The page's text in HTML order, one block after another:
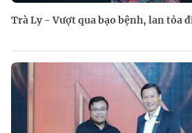
Trà Ly - Vượt qua bạo bệnh, lan tỏa